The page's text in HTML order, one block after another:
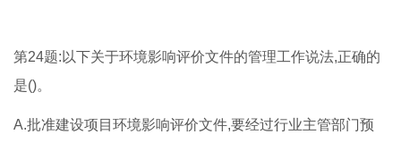
第24题:以下关于环境影响评价文件的管理工作说法,正确的
是()。
A.批准建设项目环境影响评价文件,要经过行业主管部门预